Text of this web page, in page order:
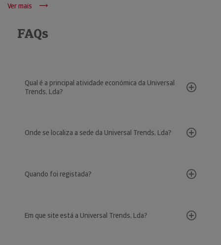
Ver mais
FAQs
Qual é a principal atividade económica da Universal
Trends, Lda?
Onde se localiza a sede da Universal Trends, Lda?
Quando foi registada?
Em que site está a Universal Trends, Lda?